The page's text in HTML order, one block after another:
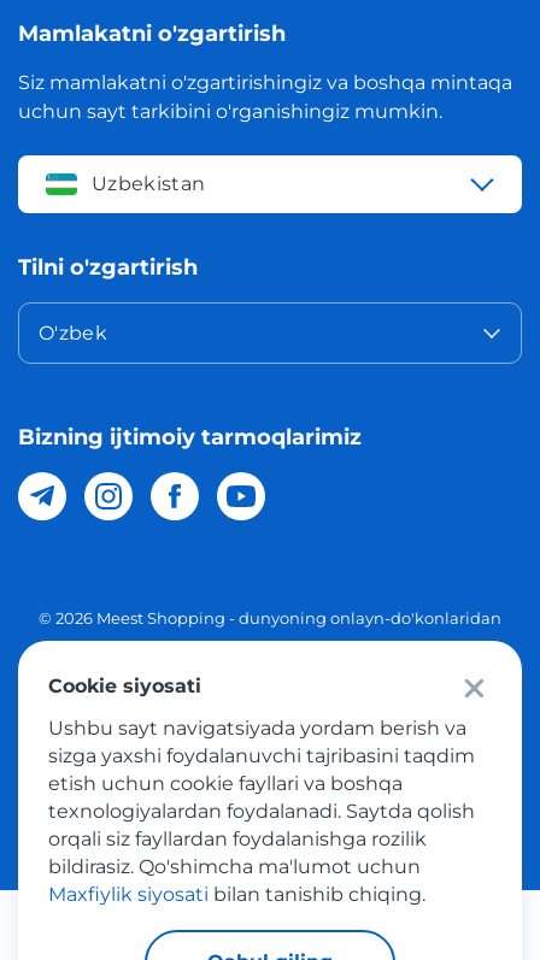
Mamlakatni o'zgartirish
Siz mamlakatni o'zgartirishingiz va boshqa mintaqa
uchun sayt tarkibini o'rganishingiz mumkin.
Uzbekistan
Tilni o'zgartirish
O'zbek
Bizning ijtimoiy tarmoqlarimiz
© 2026 Meest Shopping - dunyoning onlayn-do'konlaridan
O'zbekistonga xaridlarni yetkazib berish. Barcha huquqlar
Ommaviy taklif
Tovar sotib olish xizmatidan foydalanish shartlari
Cookie siyosati
Ushbu sayt navigatsiyada yordam berish va
sizga yaxshi foydalanuvchi tajribasini taqdim
etish uchun cookie fayllari va boshqa
texnologiyalardan foydalanadi. Saytda qolish
orqali siz fayllardan foydalanishga rozilik
bildirasiz. Qo'shimcha ma'lumot uchun
Maxfiylik siyosati bilan tanishib chiqing.